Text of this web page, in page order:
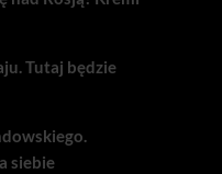
Tutaj będzie
siebie